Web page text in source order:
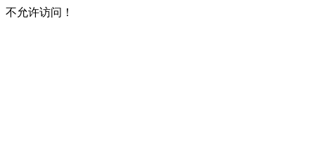
不允许访问！